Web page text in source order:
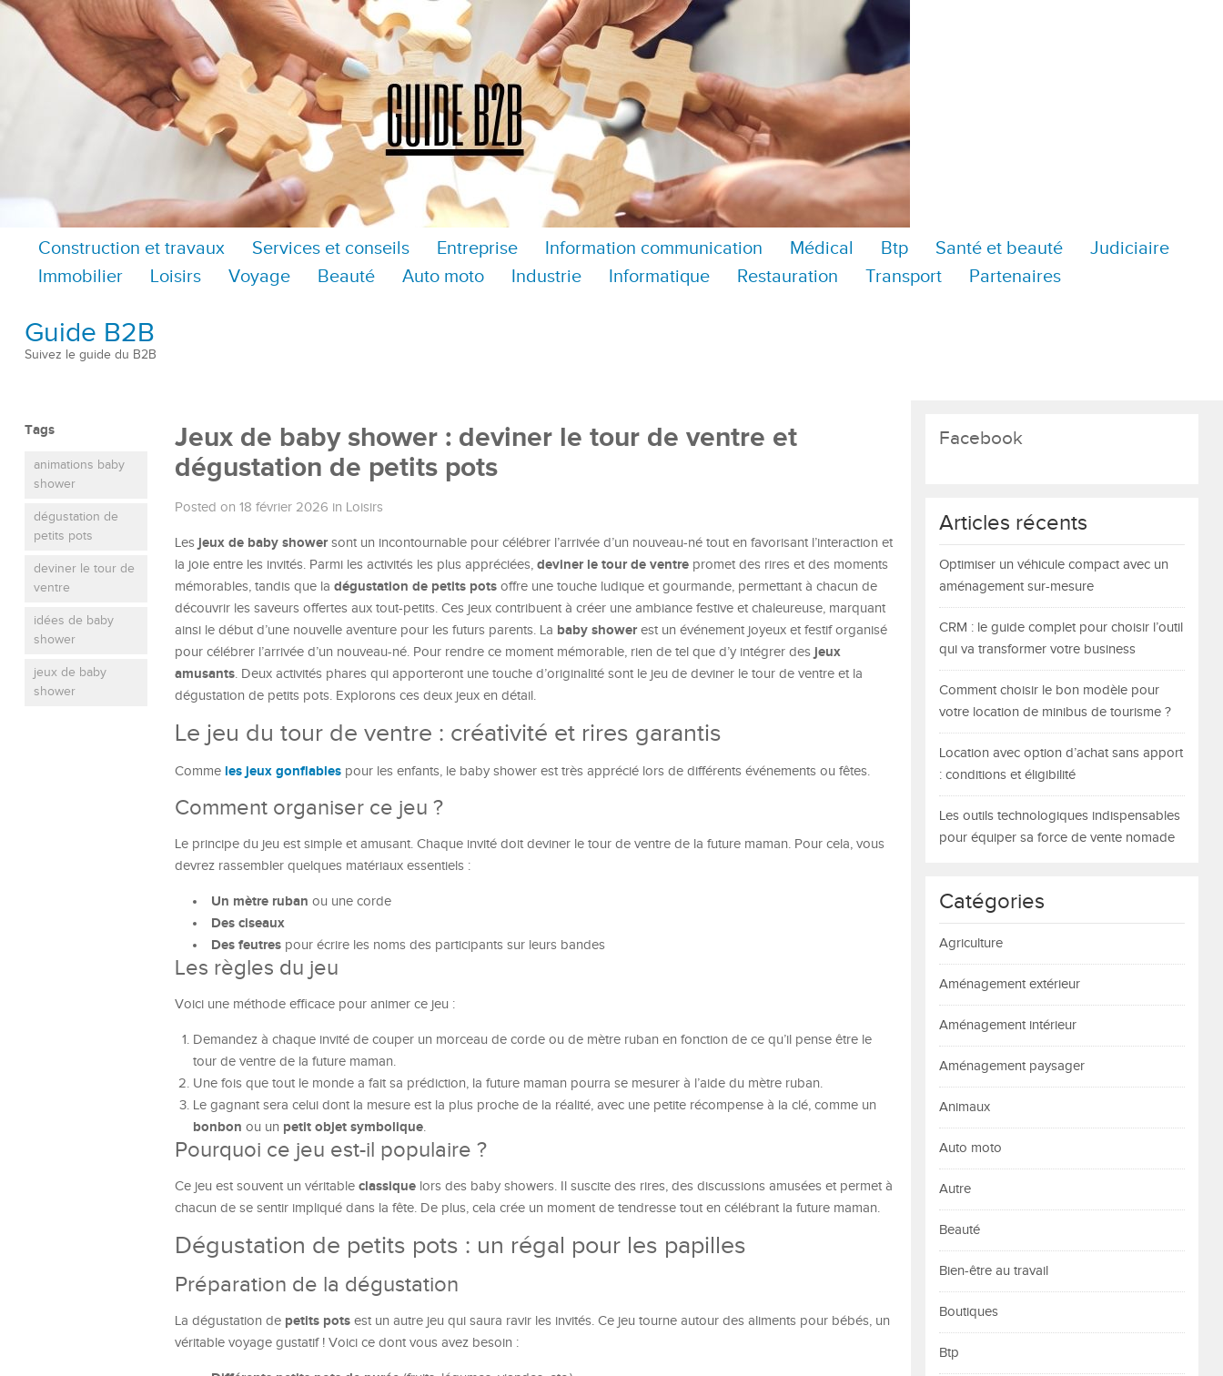
Construction et travaux Services et conseils Entreprise Information communication Médical Btp Santé et beauté
Judiciaire
Immobilier
Loisirs Voyage Beauté Auto moto Industrie Informatique Restauration Transport Partenaires
Guide B2B
Suivez le guide du B2B
Tags
animations baby
shower
dégustation de
petits pots
deviner le tour de
ventre
idées de baby
shower
jeux de baby
shower
Jeux de baby shower : deviner le tour de ventre et
dégustation de petits pots
Posted on 18 février 2026 in Loisirs
Les jeux de baby showersont un incontournable pour célébrer l’arrivée d’un nouveau-né tout en favorisant l’interaction et
la joie entre les invités. Parmi les activités les plus appréciées, deviner le tour de ventre promet des rires et des moments
mémorables, tandis que la dégustation de petits pots offre une touche ludique et gourmande, permettant à chacun de
découvrir les saveurs offertes aux tout-petits. Ces jeux contribuent à créer une ambiance festive et chaleureuse, marquant
ainsi le début d’une nouvelle aventure pour les futurs parents. La baby showerest un événement joyeux et festif organisé
pour célébrer l’arrivée d’un nouveau-né. Pour rendre ce moment mémorable, rien de tel que d’y intégrer des jeux
amusants. Deux activités phares qui apporteront une touche d’originalité sont le jeu de deviner le tour de ventre et la
dégustation de petits pots. Explorons ces deux jeux en détail.
Le jeu du tour de ventre : créativité et rires garantis
Comme les jeux gonflables pour les enfants, le baby shower est très apprécié lors de différents événements ou fêtes.
Comment organiser ce jeu ?
Le principe du jeu est simple et amusant. Chaque invité doit deviner le tour de ventre de la future maman. Pour cela, vous
devrez rassembler quelques matériaux essentiels :
Un mètre ruban ou une corde
Des ciseaux
Des feutres pour écrire les noms des participants sur leurs bandes
Les règles du jeu
Voici une méthode efficace pour animer ce jeu :
Demandez à chaque invité de couper un morceau de corde ou de mètre ruban en fonction de ce qu’il pense être le
tour de ventre de la future maman.
Une fois que tout le monde a fait sa prédiction, la future maman pourra se mesurer à l’aide du mètre ruban.
Le gagnant sera celui dont la mesure est la plus proche de la réalité, avec une petite récompense à la clé, comme un
bonbon ou un petit objet symbolique.
Pourquoi ce jeu est-il populaire ?
Ce jeu est souvent un véritable classique lors des baby showers. Il suscite des rires, des discussions amusées et permet à
chacun de se sentir impliqué dans la fête. De plus, cela crée un moment de tendresse tout en célébrant la future maman.
Dégustation de petits pots : un régal pour les papilles
Préparation de la dégustation
La dégustation de petits pots est un autre jeu qui saura ravir les invités. Ce jeu tourne autour des aliments pour bébés, un
véritable voyage gustatif ! Voici ce dont vous avez besoin :
Facebook
Articles récents
Optimiser un véhicule compact avec un
aménagement sur-mesure
CRM : le guide complet pour choisir l’outil
qui va transformer votre business
Comment choisir le bon modèle pour
votre location de minibus de tourisme ?
Location avec option d’achat sans apport
: conditions et éligibilité
Les outils technologiques indispensables
pour équiper sa force de vente nomade
Catégories
Agriculture
Aménagement extérieur
Aménagement intérieur
Aménagement paysager
Animaux
Auto moto
Autre
Beauté
Bien-être au travail
Boutiques
Btp